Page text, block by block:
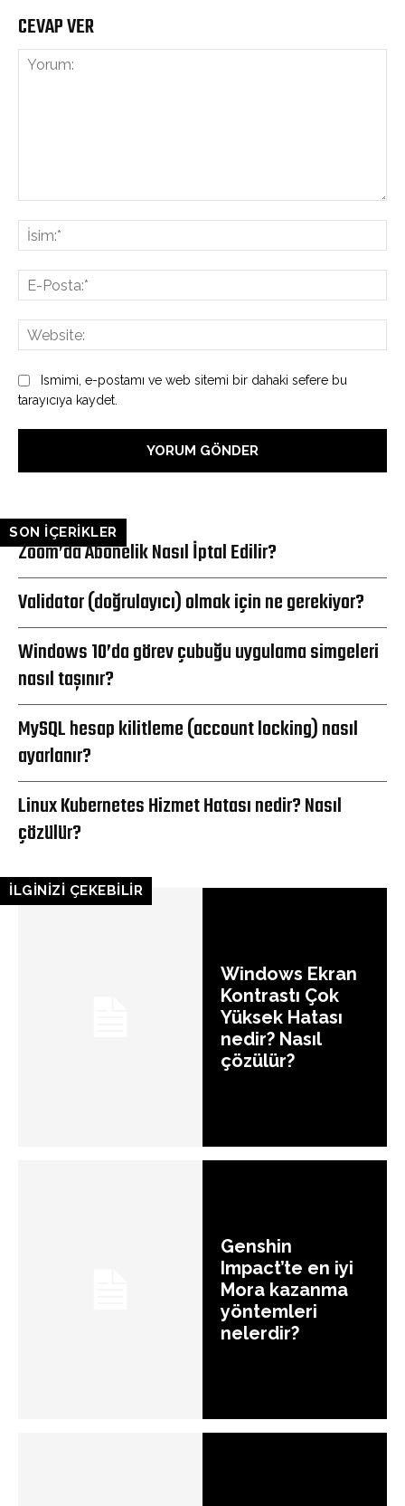
CEVAP VER
Ismimi, e-postamı ve web sitemi bir dahaki sefere bu
tarayıcıya kaydet.
SON İÇERİKLER
Zoom’da Abonelik Nasıl İptal Edilir?
Validator (doğrulayıcı) olmak için ne gerekiyor?
Windows 10’da görev çubuğu uygulama simgeleri
nasıl taşınır?
MySQL hesap kilitleme (account locking) nasıl
ayarlanır?
Linux Kubernetes Hizmet Hatası nedir? Nasıl
çözülür?
İLGİNİZİ ÇEKEBİLİR
Windows Ekran
Kontrastı Çok
Yüksek Hatası
nedir? Nasıl
çözülür?
Genshin
Impact’te en iyi
Mora kazanma
yöntemleri
nelerdir?